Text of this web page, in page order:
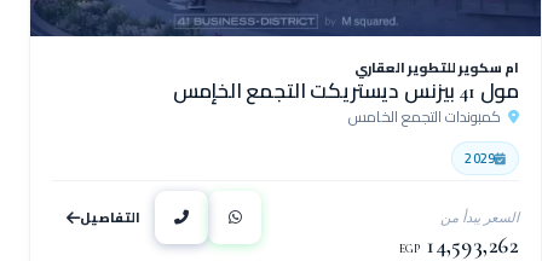
ام سكوير للتطوير العقاري
مول 41 بيزنس ديستريكت التجمع الخإمس
كمبوندات التجمع الخامس
2029
السعر يبدأ من
14,593,262
EGP
التفاصيل